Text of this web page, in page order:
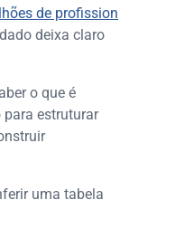
de profission
deixa claro
o que é
estruturar
uma tabela